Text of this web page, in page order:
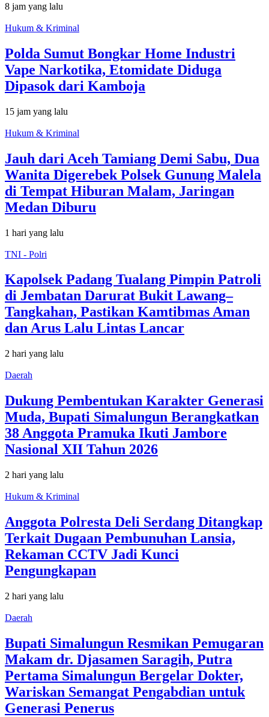
8 jam yang lalu
Hukum & Kriminal
Polda Sumut Bongkar Home Industri
Vape Narkotika, Etomidate Diduga
Dipasok dari Kamboja
15 jam yang lalu
Hukum & Kriminal
Jauh dari Aceh Tamiang Demi Sabu, Dua
Wanita Digerebek Polsek Gunung Malela
di Tempat Hiburan Malam, Jaringan
Medan Diburu
1 hari yang lalu
TNI - Polri
Kapolsek Padang Tualang Pimpin Patroli
di Jembatan Darurat Bukit Lawang–
Tangkahan, Pastikan Kamtibmas Aman
dan Arus Lalu Lintas Lancar
2 hari yang lalu
Daerah
Dukung Pembentukan Karakter Generasi
Muda, Bupati Simalungun Berangkatkan
38 Anggota Pramuka Ikuti Jambore
Nasional XII Tahun 2026
2 hari yang lalu
Hukum & Kriminal
Anggota Polresta Deli Serdang Ditangkap
Terkait Dugaan Pembunuhan Lansia,
Rekaman CCTV Jadi Kunci
Pengungkapan
2 hari yang lalu
Daerah
Bupati Simalungun Resmikan Pemugaran
Makam dr. Djasamen Saragih, Putra
Pertama Simalungun Bergelar Dokter,
Wariskan Semangat Pengabdian untuk
Generasi Penerus